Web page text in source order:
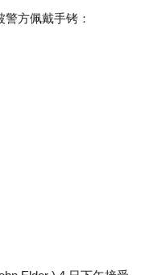
方佩戴手铐：